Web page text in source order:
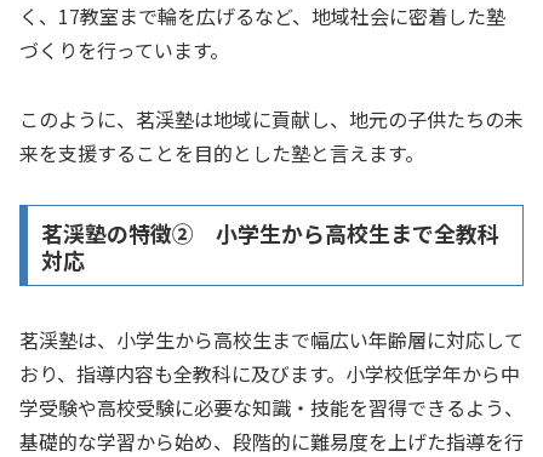
く、17教室まで輪を広げるなど、地域社会に密着した塾
づくりを行っています。
このように、茗渓塾は地域に貢献し、地元の子供たちの未
来を支援することを目的とした塾と言えます。
茗渓塾の特徴② 小学生から高校生まで全教科
対応
茗渓塾は、小学生から高校生まで幅広い年齢層に対応して
おり、指導内容も全教科に及びます。小学校低学年から中
学受験や高校受験に必要な知識・技能を習得できるよう、
基礎的な学習から始め、段階的に難易度を上げた指導を行